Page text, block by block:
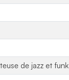
de jazz et funk